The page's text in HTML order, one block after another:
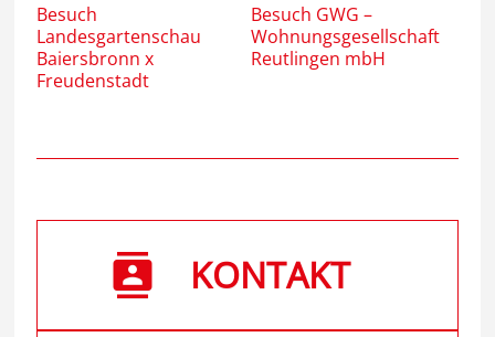
Besuch
Landesgartenschau
Baiersbronn x
Freudenstadt
Besuch GWG –
Wohnungsgesellschaft
Reutlingen mbH
KONTAKT